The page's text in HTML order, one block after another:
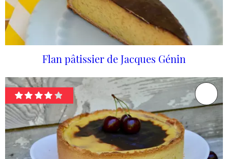
Flan pâtissier de Jacques Génin